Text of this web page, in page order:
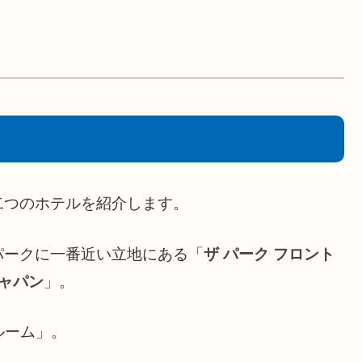
のホテルを紹介します。
クに一番近い立地にある「ザ パーク フロント
パン 」。
ム」。